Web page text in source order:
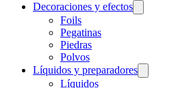
Decoraciones y efectos
Foils
Pegatinas
Piedras
Polvos
Líquidos y preparadores
Líquidos